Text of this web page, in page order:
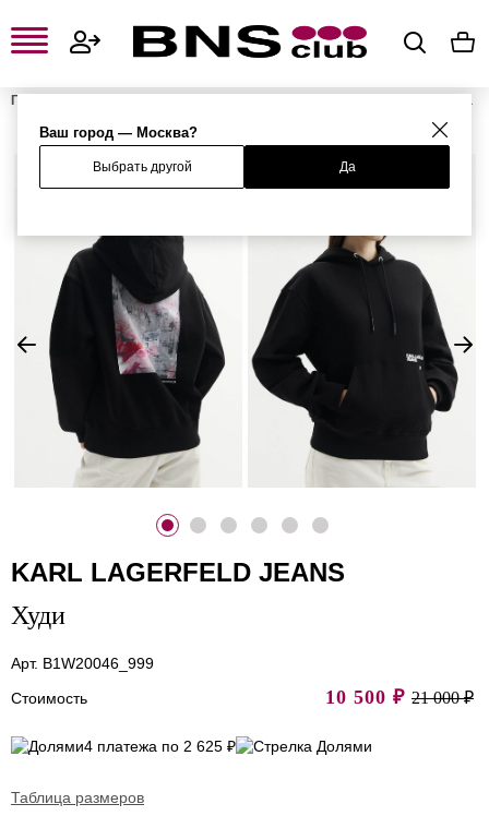
Ваш город — Москва?
Выбрать другой Да
Главная
Женская одежда
%
KARL LAGERFELD JEANS
Худи
Арт. B1W20046_999
Стоимость
10 500 ₽ 21 000 ₽
4 платежа по 2 625 ₽
Таблица размеров